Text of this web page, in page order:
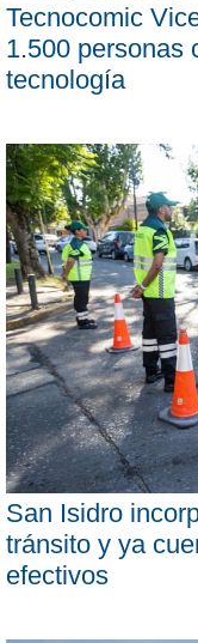
Tecnocomic
1.500 personas
tecnología
San Isidro
tránsito y ya
efectivos